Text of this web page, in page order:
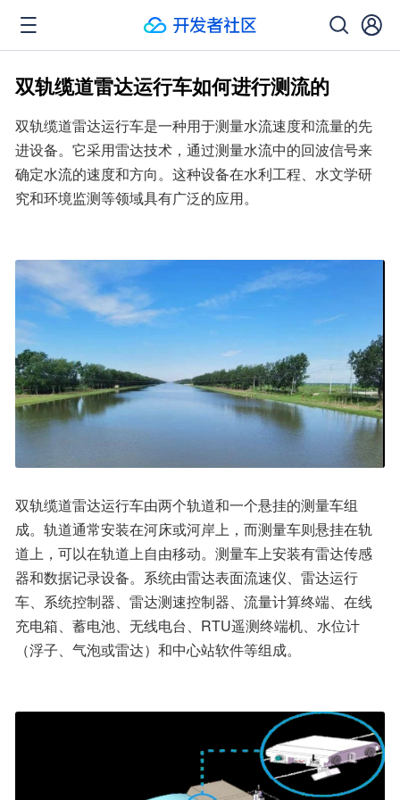
双轨缆道雷达运行车如何进行测流的
双轨缆道雷达运行车是一种用于测量水流速度和流量的先
进设备。它采用雷达技术，通过测量水流中的回波信号来
确定水流的速度和方向。这种设备在水利工程、水文学研
究和环境监测等领域具有广泛的应用。
双轨缆道雷达运行车由两个轨道和一个悬挂的测量车组
成。轨道通常安装在河床或河岸上，而测量车则悬挂在轨
道上，可以在轨道上自由移动。测量车上安装有雷达传感
器和数据记录设备。系统由雷达表面流速仪、雷达运行
车、系统控制器、雷达测速控制器、流量计算终端、在线
充电箱、蓄电池、无线电台、RTU遥测终端机、水位计
（浮子、气泡或雷达）和中心站软件等组成。